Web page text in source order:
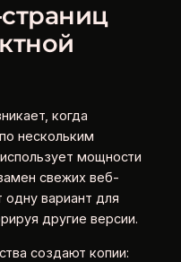
когда
нескольким
мощности
свежих веб-
одну вариант для
другие версии.
создают копии: